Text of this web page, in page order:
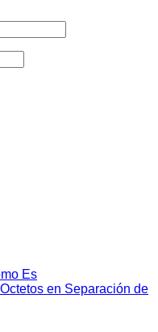
Es
en Separación de